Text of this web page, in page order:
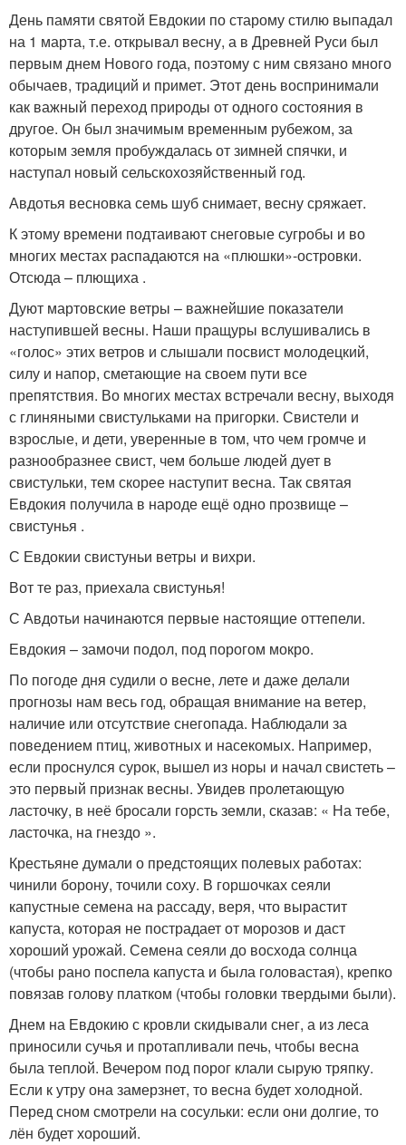
День памяти святой Евдокии по старому стилю выпадал
на 1 марта, т.е. открывал весну, а в Древней Руси был
первым днем Нового года, поэтому с ним связано много
обычаев, традиций и примет. Этот день воспринимали
как важный переход природы от одного состояния в
другое. Он был значимым временным рубежом, за
которым земля пробуждалась от зимней спячки, и
наступал новый сельскохозяйственный год.
Авдотья весновка семь шуб снимает, весну сряжает.
К этому времени подтаивают снеговые сугробы и во
многих местах распадаются на «плюшки»-островки.
Отсюда – плющиха .
Дуют мартовские ветры – важнейшие показатели
наступившей весны. Наши пращуры вслушивались в
«голос» этих ветров и слышали посвист молодецкий,
силу и напор, сметающие на своем пути все
препятствия. Во многих местах встречали весну, выходя
с глиняными свистульками на пригорки. Свистели и
взрослые, и дети, уверенные в том, что чем громче и
разнообразнее свист, чем больше людей дует в
свистульки, тем скорее наступит весна. Так святая
Евдокия получила в народе ещё одно прозвище –
свистунья .
С Евдокии свистуньи ветры и вихри.
Вот те раз, приехала свистунья!
С Авдотьи начинаются первые настоящие оттепели.
Евдокия – замочи подол, под порогом мокро.
По погоде дня судили о весне, лете и даже делали
прогнозы нам весь год, обращая внимание на ветер,
наличие или отсутствие снегопада. Наблюдали за
поведением птиц, животных и насекомых. Например,
если проснулся сурок, вышел из норы и начал свистеть –
это первый признак весны. Увидев пролетающую
ласточку, в неё бросали горсть земли, сказав: « На тебе,
ласточка, на гнездо ».
Крестьяне думали о предстоящих полевых работах:
чинили борону, точили соху. В горшочках сеяли
капустные семена на рассаду, веря, что вырастит
капуста, которая не пострадает от морозов и даст
хороший урожай. Семена сеяли до восхода солнца
(чтобы рано поспела капуста и была головастая), крепко
повязав голову платком (чтобы головки твердыми были).
Днем на Евдокию с кровли скидывали снег, а из леса
приносили сучья и протапливали печь, чтобы весна
была теплой. Вечером под порог клали сырую тряпку.
Если к утру она замерзнет, то весна будет холодной.
Перед сном смотрели на сосульки: если они долгие, то
лён будет хороший.